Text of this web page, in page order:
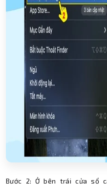
Bước 2: Ở bên trái cửa sổ